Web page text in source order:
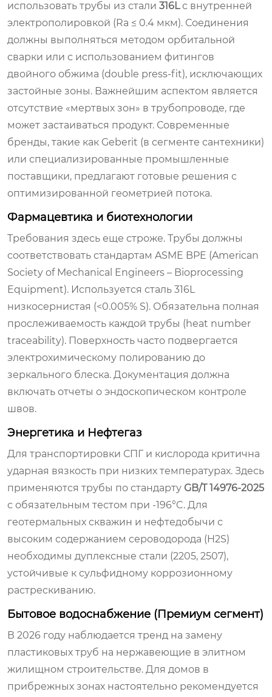
использовать трубы из стали 316Lс внутренней
электрополировкой (Ra ≤ 0.4 мкм). Соединения
должны выполняться методом орбитальной
сварки или с использованием фитингов
двойного обжима (double press-fit), исключающих
застойные зоны. Важнейшим аспектом является
отсутствие «мертвых зон» в трубопроводе, где
может застаиваться продукт. Современные
бренды, такие как Geberit (в сегменте сантехники)
или специализированные промышленные
поставщики, предлагают готовые решения с
оптимизированной геометрией потока.
Фармацевтика и биотехнологии
Требования здесь еще строже. Трубы должны
соответствовать стандартам ASME BPE (American
Society of Mechanical Engineers – Bioprocessing
Equipment). Используется сталь 316L
низкосернистая (<0.005% S). Обязательна полная
прослеживаемость каждой трубы (heat number
traceability). Поверхность часто подвергается
электрохимическому полированию до
зеркального блеска. Документация должна
включать отчеты о эндоскопическом контроле
швов.
Энергетика и Нефтегаз
Для транспортировки СПГ и кислорода критична
ударная вязкость при низких температурах. Здесь
применяются трубы по стандарту GB/T 14976-2025
с обязательным тестом при -196°C. Для
геотермальных скважин и нефтедобычи с
высоким содержанием сероводорода (H2S)
необходимы дуплексные стали (2205, 2507),
устойчивые к сульфидному коррозионному
растрескиванию.
Бытовое водоснабжение (Премиум сегмент)
В 2026 году наблюдается тренд на замену
пластиковых труб на нержавеющие в элитном
жилищном строительстве. Для домов в
прибрежных зонах настоятельно рекомендуется